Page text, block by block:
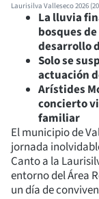
Laurisilva Valleseco 2026
La lluvia
bosques
desarrollo
Solo se
actuación
Arístides
concierto
familiar
El municipio de
jornada
Canto a la
entorno del Área
un día de